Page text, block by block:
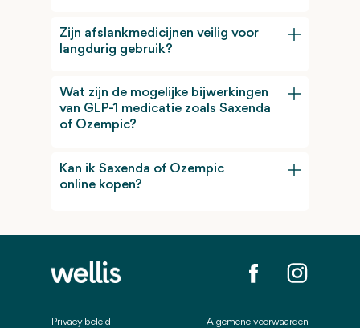
Zijn afslankmedicijnen veilig voor
langdurig gebruik?
Wat zijn de mogelijke bijwerkingen
van GLP-1 medicatie zoals Saxenda
of Ozempic?
Kan ik Saxenda of Ozempic
online kopen?
Privacy beleid Algemene voorwaarden